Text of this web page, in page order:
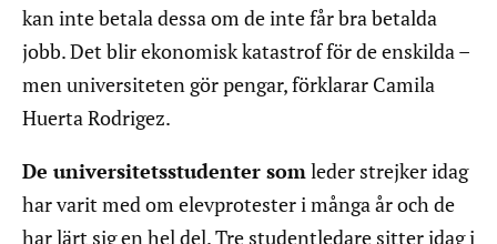
kan inte betala dessa om de inte får bra betalda
jobb. Det blir ekonomisk katastrof för de enskilda –
men universiteten gör pengar, förklarar Camila
Huerta Rodrigez.
De universitetsstudenter somleder strejker idag
har varit med om elevprotester i många år och de
har lärt sig en hel del. Tre studentledare sitter idag i